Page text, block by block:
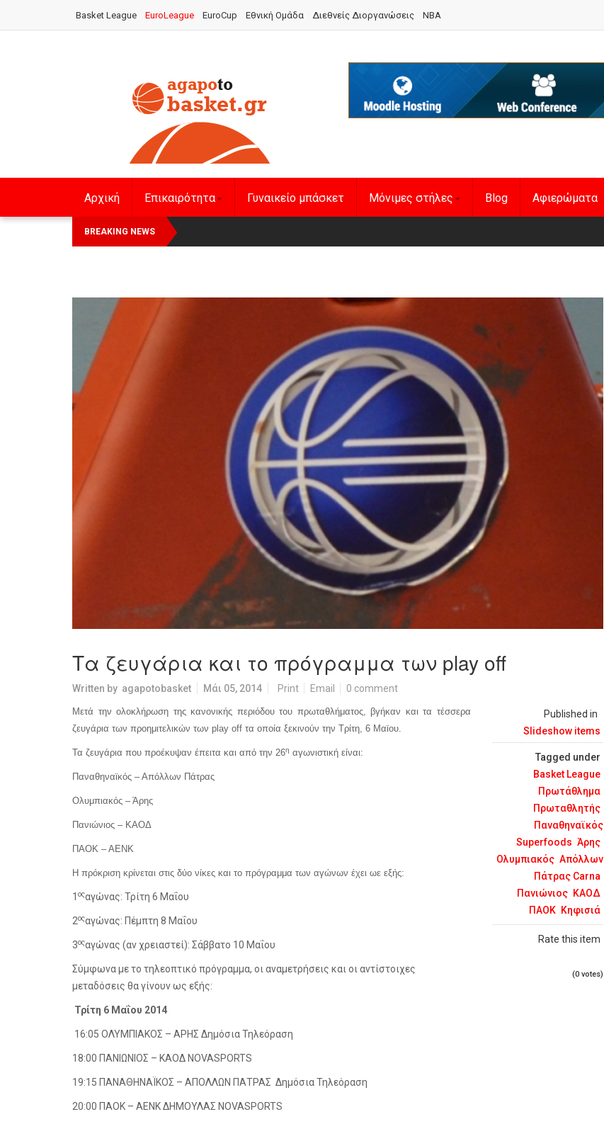
Basket League EuroLeague EuroCup Εθνική Ομάδα Διεθνείς Διοργανώσεις NBA
Αρχική Επικαιρότητα Γυναικείο μπάσκετ Μόνιμες στήλες Blog Αφιερώματα
BREAKING NEWS Οι Πάνθηρες Καβάλας στην Women Basketball League 1
Τα ζευγάρια και το πρόγραμμα των play off
Written by agapotobasket Μάι 05, 2014 Print Email 0 comment
Published in
Slideshow items
Tagged under
Basket League
Πρωτάθλημα
Πρωταθλητής
Παναθηναϊκός
Superfoods Άρης
Ολυμπιακός Απόλλων
Πάτρας Carna
Πανιώνιος ΚΑΟΔ
ΠΑΟΚ Κηφισιά
Rate this item
(0 votes)
Μετά την ολοκλήρωση της κανονικής περιόδου του πρωταθλήματος, βγήκαν και τα τέσσερα
ζευγάρια των προημιτελικών των play off τα οποία ξεκινούν την Τρίτη, 6 Μαϊου.
Τα ζευγάρια που προέκυψαν έπειτα και από την 26η αγωνιστική είναι:
Παναθηναϊκός – Απόλλων Πάτρας
Ολυμπιακός – Άρης
Πανιώνιος – ΚΑΟΔ
ΠΑΟΚ – ΑΕΝΚ
Η πρόκριση κρίνεται στις δύο νίκες και το πρόγραμμα των αγώνων έχει ωε εξής:
1 οςαγώνας: Τρίτη 6 Μαΐου
2οςαγώνας: Πέμπτη 8 Μαΐου
3οςαγώνας (αν χρειαστεί): Σάββατο 10 Μαΐου
Σύμφωνα με το τηλεοπτικό πρόγραμμα, οι αναμετρήσεις και οι αντίστοιχες
μεταδόσεις θα γίνουν ως εξής:
Τρίτη 6 Μαΐου 2014
16:05 ΟΛΥΜΠΙΑΚΟΣ – ΑΡΗΣ Δημόσια Τηλεόραση
18:00 ΠΑΝΙΩΝΙΟΣ – ΚΑΟΔ NOVASPORTS
19:15 ΠΑΝΑΘΗΝΑΪΚΟΣ – ΑΠΟΛΛΩΝ ΠΑΤΡΑΣ Δημόσια Τηλεόραση
20:00 ΠΑΟΚ – ΑΕΝΚ ΔΗΜΟΥΛΑΣ NOVASPORTS